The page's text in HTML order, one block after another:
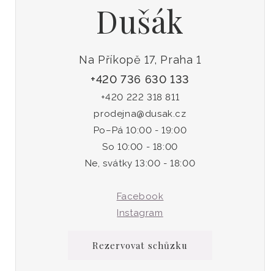
Dušák
Na Příkopě 17, Praha 1
+420 736 630 133
+420 222 318 811
prodejna@dusak.cz
Po–Pá 10:00 - 19:00
So 10:00 - 18:00
Ne, svátky 13:00 - 18:00
Facebook
Instagram
Rezervovat schůzku